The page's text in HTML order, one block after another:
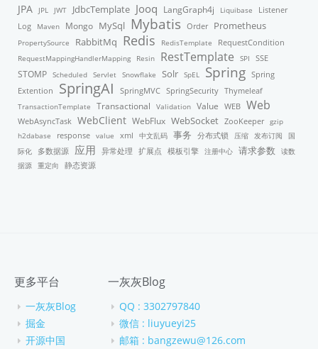
JPA JPL JWT JdbcTemplate Jooq LangGraph4j Liquibase Listener
Log Maven Mongo MySql Mybatis Order Prometheus
PropertySource RabbitMq Redis RedisTemplate
RequestCondition
RequestMappingHandlerMapping
Resin RestTemplate SPI SSE
STOMP Scheduled Servlet Snowflake Solr SpEL Spring Spring
Extention
SpringAI SpringMVC SpringSecurity Thymeleaf
TransactionTemplate Transactional Validation Value WEB Web
WebAsyncTask WebClient WebFlux WebSocket ZooKeeper gzip
h2dabase
response value xml 中文乱码 事务 分布式锁 压缩 发布订阅
国
际化
多数据源 应用 异常处理 扩展点 模板引擎 注册中心 请求参数
读数
据源 重定向 静态资源
更多平台
一灰灰Blog
掘金
开源中国
一灰灰Blog
QQ : 3302797840
微信 : liuyueyi25
邮箱 : bangzewu@126.com